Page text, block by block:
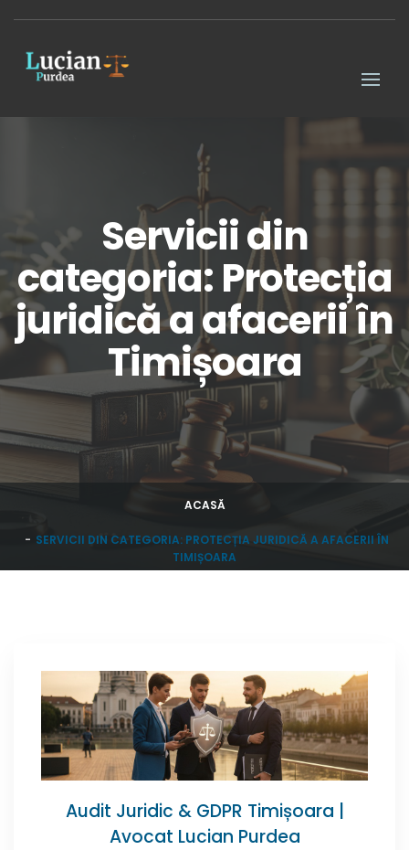
Servicii din
categoria: Protecția
juridică a afacerii în
Timișoara
ACASĂ
SERVICII DIN CATEGORIA: PROTECȚIA JURIDICĂ A AFACERII ÎN
TIMIȘOARA
Audit Juridic & GDPR Timișoara |
Avocat Lucian Purdea